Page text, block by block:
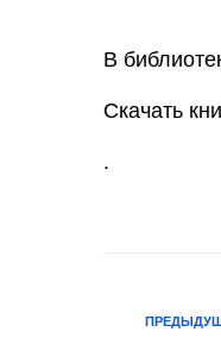
В
Скачать
.